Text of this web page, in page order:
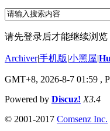
请先登录后才能继续浏览
Archiver|手机版|小黑屋|
GMT+8, 2026-8-7 01:59 ,
Powered by Discuz! X3.4
© 2001-2017 Comsenz Inc.